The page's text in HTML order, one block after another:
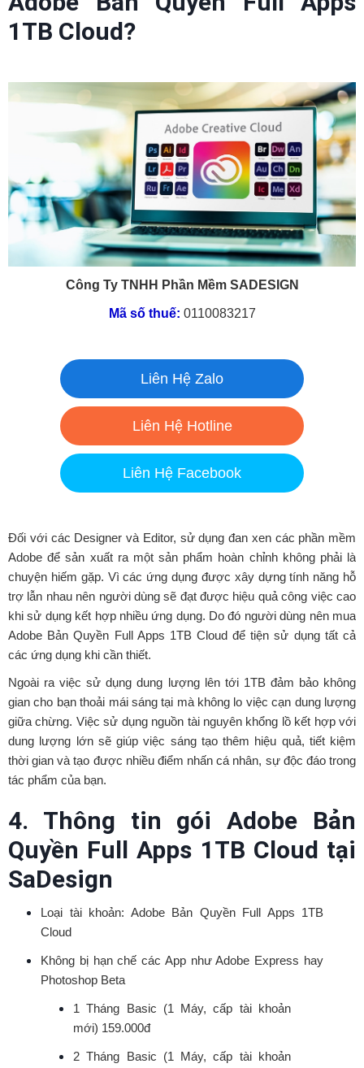
1TB Cloud?
Công Ty TNHH Phần Mềm SADESIGN
Mã số thuế: 0110083217
Liên Hệ Zalo
Liên Hệ Hotline
Liên Hệ Facebook
Đối với các Designer và Editor, sử dụng đan xen các phần mềm
Adobe để sản xuất ra một sản phẩm hoàn chỉnh không phải là
chuyện hiếm gặp. Vì các ứng dụng được xây dựng tính năng hỗ
trợ lẫn nhau nên người dùng sẽ đạt được hiệu quả công việc cao
khi sử dụng kết hợp nhiều ứng dụng. Do đó người dùng nên mua
Adobe Bản Quyền Full Apps 1TB Cloud để tiện sử dụng tất cả
các ứng dụng khi cần thiết.
Ngoài ra việc sử dụng dung lượng lên tới 1TB đảm bảo không
gian cho bạn thoải mái sáng tại mà không lo việc cạn dung lượng
giữa chừng. Việc sử dụng nguồn tài nguyên khổng lồ kết hợp với
dung lượng lớn sẽ giúp việc sáng tạo thêm hiệu quả, tiết kiệm
thời gian và tạo được nhiều điểm nhấn cá nhân, sự độc đáo trong
tác phẩm của bạn.
4. Thông tin gói Adobe Bản
Quyền Full Apps 1TB Cloud tại
SaDesign
Loại tài khoản: Adobe Bản Quyền Full Apps 1TB
Cloud
Không bị hạn chế các App như Adobe Express hay
Photoshop Beta
1 Tháng Basic (1 Máy, cấp tài khoản
mới) 159.000đ
2 Tháng Basic (1 Máy, cấp tài khoản